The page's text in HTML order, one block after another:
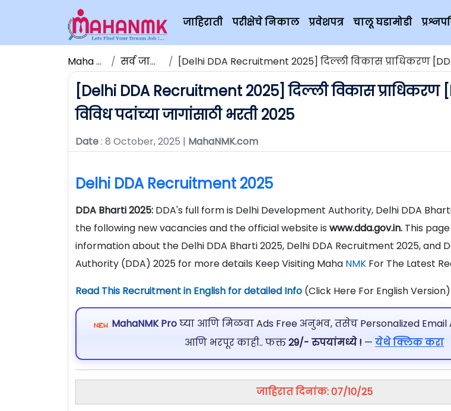
जाहिराती परीक्षेचे निकाल प्रवेशपत्र चालू घडामोडी
Maha NMK सर्व जाहिराती [Delhi DDA Recruitment 2025] दिल्ली विकास प्राधिकरण [DDA] मध्ये 1732
[Delhi DDA Recruitment 2025] दिल्ली विकास प्राधिकरण
विविध पदांच्या जागांसाठी भरती 2025
Date: 8 October, 2025 | MahaNMK.com
Delhi DDA Recruitment 2025
DDA Bharti 2025: DDA's full form is Delhi Development Authority, Delhi DDA
the following new vacancies and the official website is www.dda.gov.in. This
information about the Delhi DDA Bharti 2025, Delhi DDA Recruitment 2025, and
Authority (DDA) 2025 for more details Keep Visiting Maha NMK For The Latest
Read This Recruitment in English for detailed Info (Click Here For English Version)
MahaNMK Proघ्या आणि मिळवा Ads Free अनुभव, तसेच Personalized Email
आणि भरपूर काही.. फक्त29/- रुपयांमध्ये ! — येथे क्लिक करा
जाहिरात दिनांक: 07/10/25